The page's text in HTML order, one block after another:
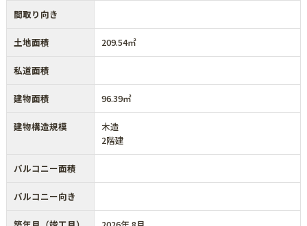
間取り向き
土地面積 209.54㎡
私道面積
建物面積 96.39㎡
建物構造規模
木造
2階建
バルコニー面積
バルコニー向き